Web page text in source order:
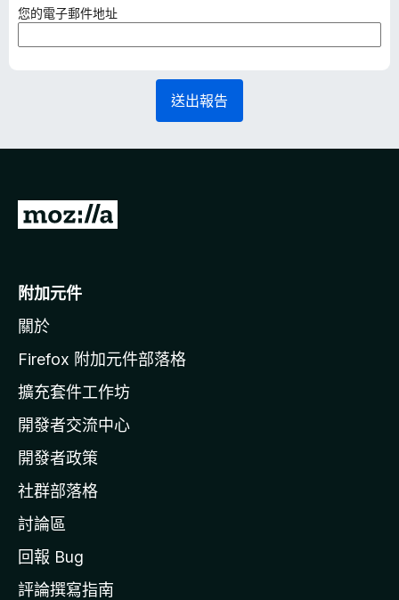
）
您的電子郵件地址（
填
送出報告
前
o
i
l
a
官
網
附加元件
關於
Firefox 附加元件部落格
擴充套件工作坊
開發者交流中心
開發者政策
社群部落格
討論區
回報 Bug
評論撰寫指南